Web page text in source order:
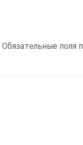
Обязательные поля